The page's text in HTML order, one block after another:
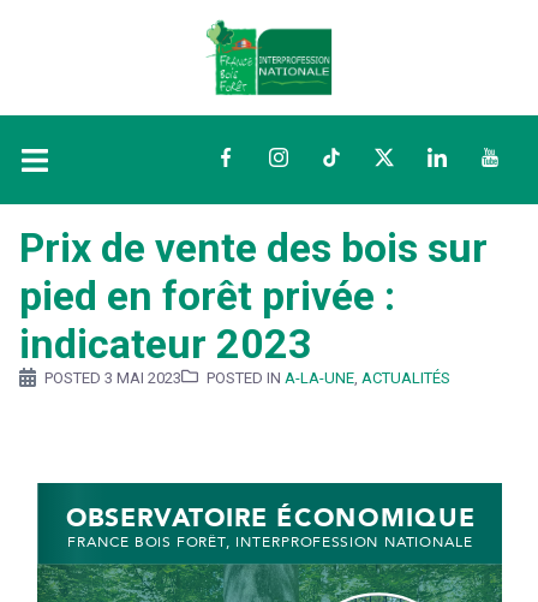
FacebookInstagramTikTokTwitterLinkedIn
Prix de vente des bois sur
pied en forêt privée :
indicateur 2023
POSTED 3 MAI 2023 POSTED IN A-LA-UNE, ACTUALITÉS